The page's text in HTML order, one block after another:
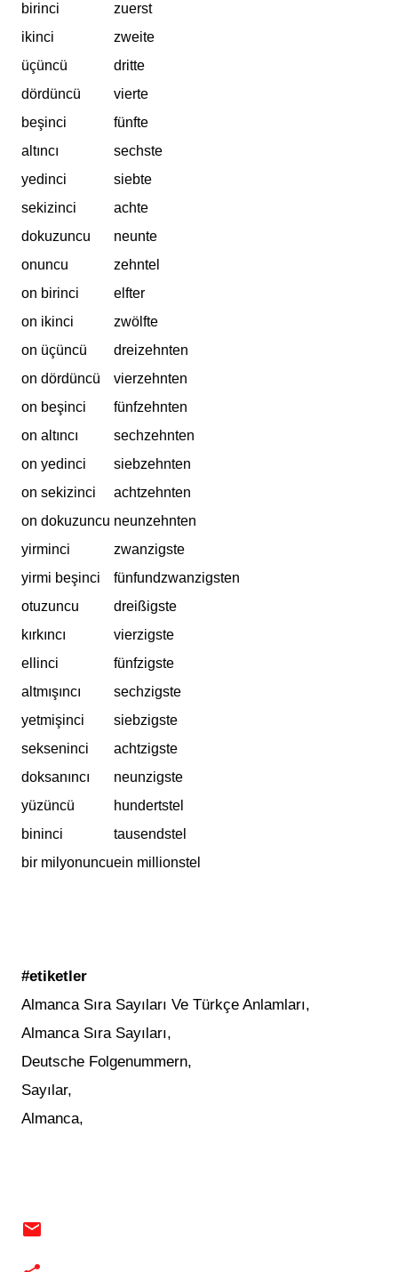
birinci
ikinci
üçüncü
dördüncü
beşinci
altıncı
yedinci
sekizinci
dokuzuncu
onuncu
on birinci
on ikinci
on üçüncü
on dördüncü
on beşinci
on altıncı
on yedinci
on sekizinci
on dokuzuncu
yirminci
yirmi beşinci
otuzuncu
kırkıncı
ellinci
altmışıncı
yetmişinci
sekseninci
doksanıncı
yüzüncü
bininci
bir milyonuncu
zuerst
zweite
dritte
vierte
fünfte
sechste
siebte
achte
neunte
zehntel
elfter
zwölfte
dreizehnten
vierzehnten
fünfzehnten
sechzehnten
siebzehnten
achtzehnten
neunzehnten
zwanzigste
fünfundzwanzigsten
dreißigste
vierzigste
fünfzigste
sechzigste
siebzigste
achtzigste
neunzigste
hundertstel
tausendstel
ein millionstel
#etiketler
Almanca Sıra Sayıları Ve Türkçe Anlamları,
Almanca Sıra Sayıları,
Deutsche Folgenummern,
Sayılar,
Almanca,